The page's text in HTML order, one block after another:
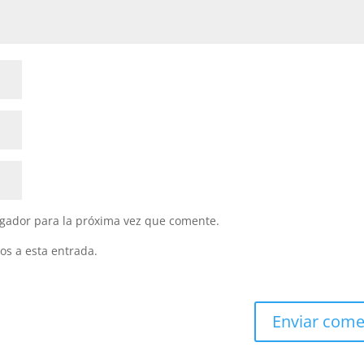
para la próxima vez que comente.
a esta entrada.